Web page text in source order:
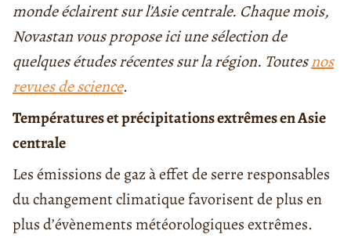
monde éclairent sur l’Asie centrale. Chaque mois,
Novastan vous propose ici une sélection de
quelques études récentes sur la région. Toutesnos
revues de science.
Températures et précipitations extrêmes en Asie
centrale
Les émissions de gaz à effet de serre responsables
du changement climatique favorisent de plus en
plus d’évènements météorologiques extrêmes.